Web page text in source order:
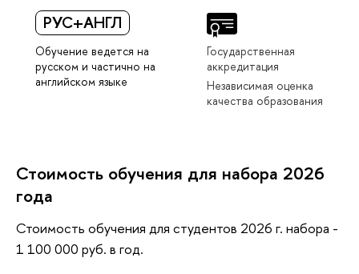
РУС+АНГЛ
Обучение ведется на
русском и частично на
английском языке
Государственная
аккредитация
Независимая оценка
качества образования
Стоимость обучения для набора 2026
года
Стоимость обучения для студентов 2026 г. набора -
1 100 000 руб. в год.